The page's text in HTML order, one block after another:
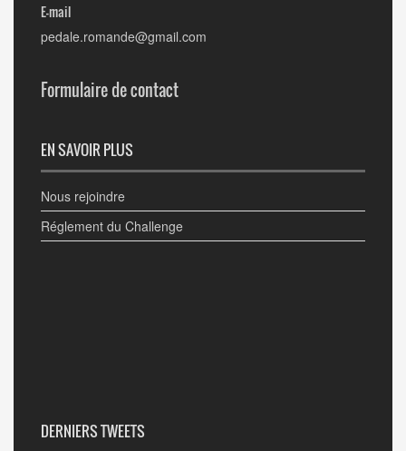
E-mail
pedale.romande@gmail.com
Formulaire de contact
EN SAVOIR PLUS
Nous rejoindre
Réglement du Challenge
DERNIERS TWEETS